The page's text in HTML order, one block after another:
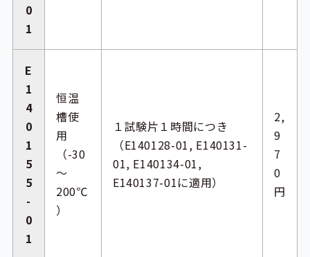
0
1
E
1
4
0
1
5
5
-
0
1
恒温
槽使
用
（-30
～
200℃
）
１試験片１時間につき
（E140128-01, E140131-
01, E140134-01,
E140137-01に適用）
2,
9
7
0
円